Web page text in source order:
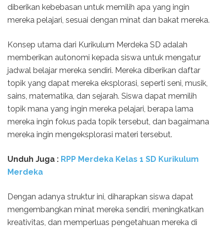
diberikan kebebasan untuk memilih apa yang ingin
mereka pelajari, sesuai dengan minat dan bakat mereka.
Konsep utama dari Kurikulum Merdeka SD adalah
memberikan autonomi kepada siswa untuk mengatur
jadwal belajar mereka sendiri. Mereka diberikan daftar
topik yang dapat mereka eksplorasi, seperti seni, musik,
sains, matematika, dan sejarah. Siswa dapat memilih
topik mana yang ingin mereka pelajari, berapa lama
mereka ingin fokus pada topik tersebut, dan bagaimana
mereka ingin mengeksplorasi materi tersebut.
Unduh Juga : RPP Merdeka Kelas 1 SD Kurikulum
Merdeka
Dengan adanya struktur ini, diharapkan siswa dapat
mengembangkan minat mereka sendiri, meningkatkan
kreativitas, dan memperluas pengetahuan mereka di